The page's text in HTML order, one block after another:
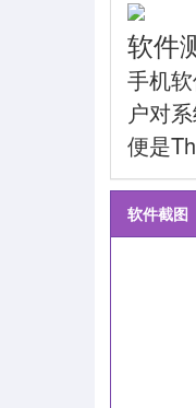
软件
手机
户对
便是
软件截图